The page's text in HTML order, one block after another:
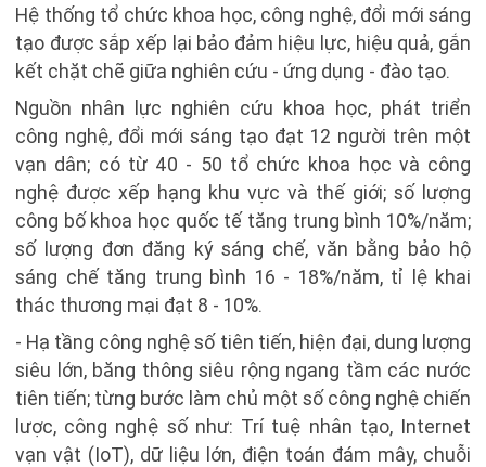
Hệ thống tổ chức khoa học, công nghệ, đổi mới sáng
tạo được sắp xếp lại bảo đảm hiệu lực, hiệu quả, gắn
kết chặt chẽ giữa nghiên cứu - ứng dụng - đào tạo.
Nguồn nhân lực nghiên cứu khoa học, phát triển
công nghệ, đổi mới sáng tạo đạt 12 người trên một
vạn dân; có từ 40 - 50 tổ chức khoa học và công
nghệ được xếp hạng khu vực và thế giới; số lượng
công bố khoa học quốc tế tăng trung bình 10%/năm;
số lượng đơn đăng ký sáng chế, văn bằng bảo hộ
sáng chế tăng trung bình 16 - 18%/năm, tỉ lệ khai
thác thương mại đạt 8 - 10%.
- Hạ tầng công nghệ số tiên tiến, hiện đại, dung lượng
siêu lớn, băng thông siêu rộng ngang tầm các nước
tiên tiến; từng bước làm chủ một số công nghệ chiến
lược, công nghệ số như: Trí tuệ nhân tạo, Internet
vạn vật (IoT), dữ liệu lớn, điện toán đám mây, chuỗi